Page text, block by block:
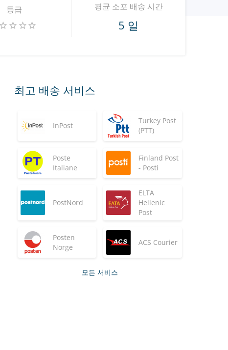
등급 평균 소포 배송 시간
5 일
최고 배송 서비스
InPost
Turkey Post
(PTT)
Poste
Italiane
Finland Post
- Posti
PostNord
ELTA
Hellenic
Post
Posten
Norge
ACS Courier
모든 서비스